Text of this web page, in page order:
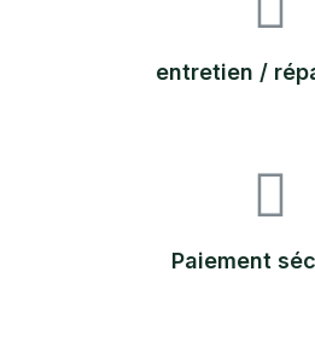
entretien /
Paiement